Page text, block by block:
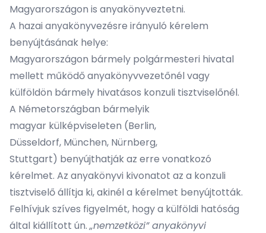
Magyarországon is anyakönyveztetni.
A hazai anyakönyvezésre irányuló kérelem
benyújtásának helye:
Magyarországon bármely polgármesteri hivatal
mellett működő anyakönyvvezetőnél vagy
külföldön bármely hivatásos konzuli tisztviselőnél.
A Németországban bármelyik
magyar külképviseleten (Berlin,
Düsseldorf, München, Nürnberg,
Stuttgart) benyújthatják az erre vonatkozó
kérelmet. Az anyakönyvi kivonatot az a konzuli
tisztviselő állítja ki, akinél a kérelmet benyújtották.
Felhívjuk szíves figyelmét, hogy a külföldi hatóság
által kiállított ún.„nemzetközi” anyakönyvi